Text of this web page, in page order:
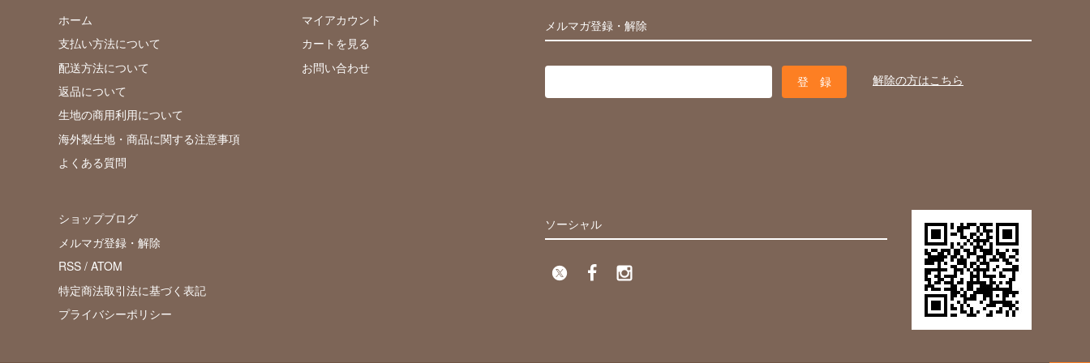
メルマガ登録・解除
解除の方はこちら
ホーム
支払い方法について
配送方法について
返品について
生地の商用利用について
海外製生地・商品に関する注意事項
よくある質問
マイアカウント
カートを見る
お問い合わせ
ソーシャル
ショップブログ
メルマガ登録・解除
RSS / ATOM
特定商法取引法に基づく表記
プライバシーポリシー